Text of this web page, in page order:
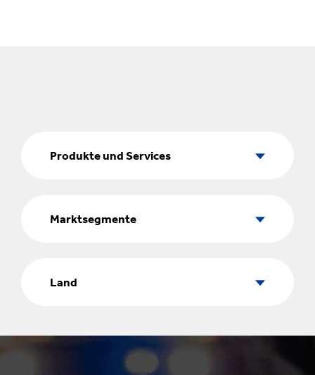
Produkte und Services
Marktsegmente
Land